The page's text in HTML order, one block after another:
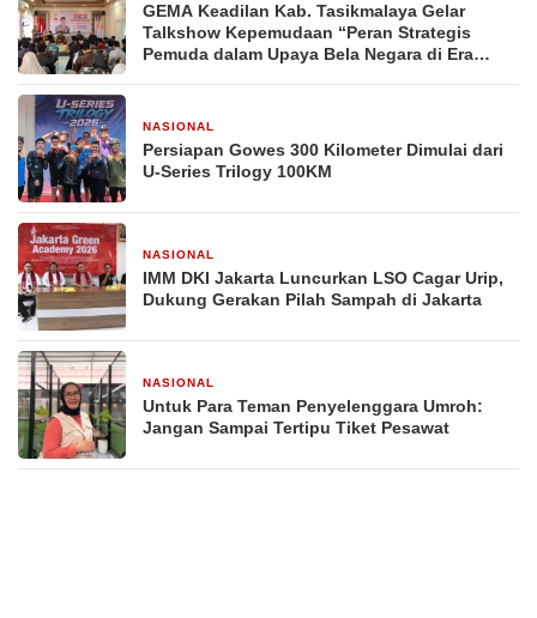
GEMA Keadilan Kab. Tasikmalaya Gelar
Talkshow Kepemudaan “Peran Strategis
Pemuda dalam Upaya Bela Negara di Era
NASIONAL
Persiapan Gowes 300 Kilometer Dimulai dari
U-Series Trilogy 100KM
NASIONAL
IMM DKI Jakarta Luncurkan LSO Cagar Urip,
Dukung Gerakan Pilah Sampah di Jakarta
NASIONAL
Untuk Para Teman Penyelenggara Umroh:
Jangan Sampai Tertipu Tiket Pesawat